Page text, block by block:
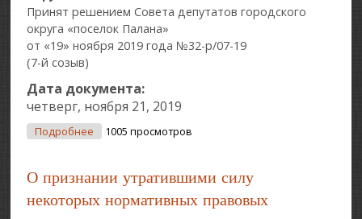
Принят решением Совета депутатов городского
округа «поселок Палана»
от «19» ноября 2019 года №32-р/07-19
(7-й созыв)
Дата документа:
четверг, ноября 21, 2019
Подробнее О Положение О Территориальном
«поселок Палана»
1005 просмотров
О признании утратившими силу
некоторых нормативных правовых